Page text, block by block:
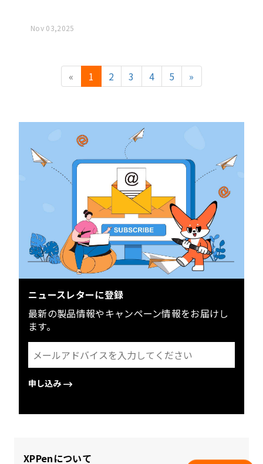
Nov 03,2025
« 1 2 3 4 5 »
ニュースレターに登録
最新の製品情報やキャンペーン情報をお届けし
ます。
申し込み
XPPenについて